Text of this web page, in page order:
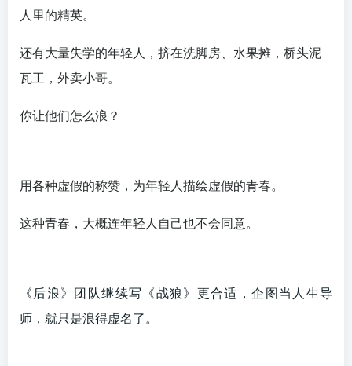
人里的精英。
还有大量失学的年轻人，挤在洗脚房、水果摊，桥头泥
瓦工，外卖小哥。
你让他们怎么浪？
用各种虚假的称赞，为年轻人描绘虚假的青春。
这种青春，大概连年轻人自己也不会同意。
《后浪》团队继续写《战狼》更合适，企图当人生导
师，就只是浪得虚名了。